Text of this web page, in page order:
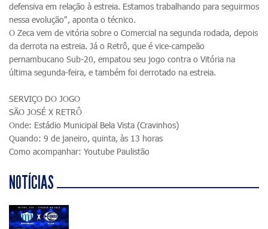
defensiva em relação à estreia. Estamos trabalhando para seguirmos
nessa evolução", aponta o técnico.
O Zeca vem de vitória sobre o Comercial na segunda rodada, depois
da derrota na estreia. Já o Retrô, que é vice-campeão
pernambucano Sub-20, empatou seu jogo contra o Vitória na
última segunda-feira, e também foi derrotado na estreia.
SERVIÇO DO JOGO
SÃO JOSÉ X RETRÔ
Onde: Estádio Municipal Bela Vista (Cravinhos)
Quando: 9 de janeiro, quinta, às 13 horas
Como acompanhar: Youtube Paulistão
NOTÍCIAS